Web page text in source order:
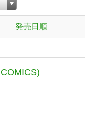
発売日順